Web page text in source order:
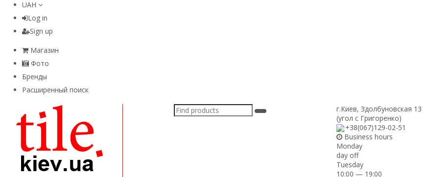
UAH
Log in
Sign up
Магазин
Фото
Бренды
Расширенный поиск
г.Киев, Здолбуновская 13
(угол с Григоренко)
+38(067)129-02-51
Business hours
Monday
day off
Tuesday
10:00 — 19:00